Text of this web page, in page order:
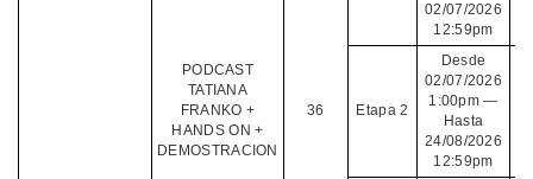
PODCAST
TATIANA
FRANKO +
HANDS ON +
DEMOSTRACION
36
02/07/2026
12:59pm
Etapa 2
Desde
02/07/2026
1:00pm —
Hasta
24/08/2026
12:59pm